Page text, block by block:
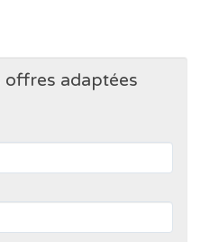
offres adaptées